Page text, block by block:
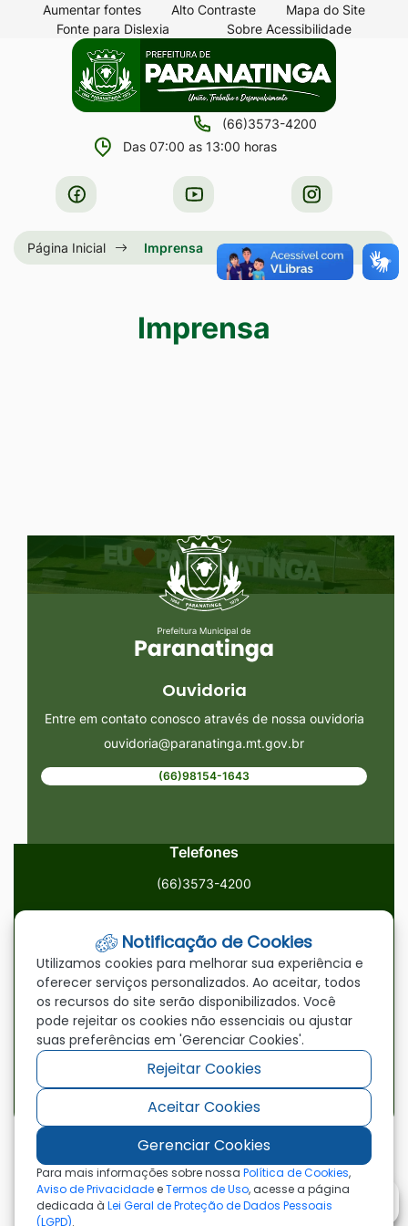
Seção
atalhos
acessibilidade
para
conteúdo
para
menu
[alt+2]
[alt+4]
Aumentar fontes Alto Contraste
Mapa do Site
Fonte para Dislexia
Sobre Acessibilidade
Seção
menu
principal
principal
(66)3573-4200
Das 07:00 as 13:00 horas
Acessar
a
Rede
Acessar
a
Rede
Social
Acessar
a
Rede
Social
Página Inicial Imprensa
Imprensa
Seção do Rodapé e Ouvidoria/
Ouvidoria
Entre em contato conosco através de nossa ouvidoria
ouvidoria@paranatinga.mt.gov.br
(66)98154-1643
Telefones
(66)3573-4200
ouvidoria@paranatinga.mt.gov.br
Localização
Av. Brasil, 1900, Centro, Paranatinga/MT, 78870-000
Redes Sociais
Acessar
a
Rede
Social
Facebook
Acessar
a
Rede
Social
Youtube
Acessar
a
Rede
Social
©2026 - Prefeitura Municipal de Paranatinga - MT
- Todos os direitos reservados
Notificação de Cookies
Utilizamos cookies para melhorar sua experiência e
oferecer serviços personalizados. Ao aceitar, todos
os recursos do site serão disponibilizados. Você
pode rejeitar os cookies não essenciais ou ajustar
suas preferências em 'Gerenciar Cookies'.
Rejeitar Cookies
Aceitar Cookies
Gerenciar Cookies
Para mais informações sobre nossa Política de Cookies,
Aviso de PrivacidadeeTermos de Uso, acesse a página
dedicada à Lei Geral de Proteção de Dados Pessoais
(LGPD).